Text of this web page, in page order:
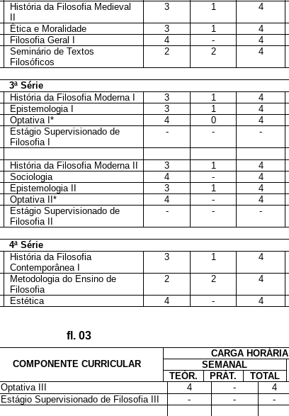
História da Filosofia Medieval
II
3 1 4
Ética e Moralidade 3 1 4
Filosofia Geral I 4 - 4
Seminário de Textos
Filosóficos
2 2 4
3ª Série
História da Filosofia Moderna I 3 1 4
Epistemologia I 3 1 4
Optativa I* 4 0 4
Estágio Supervisionado de
Filosofia I
- - -
História da Filosofia Moderna II 3 1 4
Sociologia 4 - 4
Epistemologia II 3 1 4
Optativa II* 4 - 4
Estágio Supervisionado de
Filosofia II
- - -
4ª Série
História da Filosofia
Contemporânea I
3 1 4
Metodologia do Ensino de
Filosofia
2 2 4
Estética 4 - 4
fl. 03
COMPONENTE CURRICULAR
CARGA HORÁRIA
SEMANAL
TEÓR. PRÁT.
TOTAL
Optativa III 4 - 4
Estágio Supervisionado de Filosofia III - - -